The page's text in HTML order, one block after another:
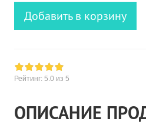
Добавить в корзину
Рейтинг: 5.0 из 5
ОПИСАНИЕ